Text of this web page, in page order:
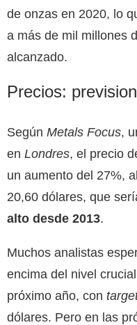
de onzas en 2020, lo
a más de mil millones
alcanzado.
Precios:
Según Metals Focus,
en Londres, el precio
un aumento del 27%,
20,60 dólares, que
alto desde 2013.
Muchos analistas
encima del nivel
próximo año, con
dólares. Pero en las